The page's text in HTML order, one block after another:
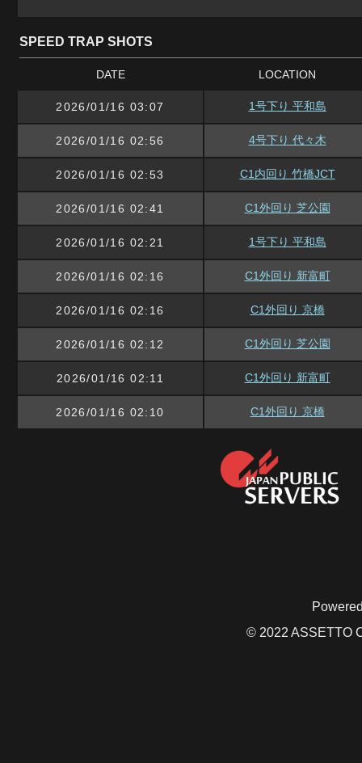
SPEED TRAP SHOTS
DATE LOCATION
2026/01/16 03:07 1号下り 平和島
2026/01/16 02:56 4号下り 代々木
2026/01/16 02:53 C1内回り 竹橋JCT
2026/01/16 02:41 C1外回り 芝公園
2026/01/16 02:21 1号下り 平和島
2026/01/16 02:16 C1外回り 新富町
2026/01/16 02:16 C1外回り 京橋
2026/01/16 02:12 C1外回り 芝公園
2026/01/16 02:11 C1外回り 新富町
2026/01/16 02:10 C1外回り 京橋
© 2022 ASSETTO